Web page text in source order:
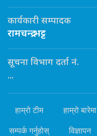
कार्यकारी सम्पादक
रामचन्द्र भट्ट
सूचना विभाग दर्ता नं.
...
हाम्रो टीम हाम्रो बारेमा
सम्पर्क गर्नुहोस् विज्ञापन